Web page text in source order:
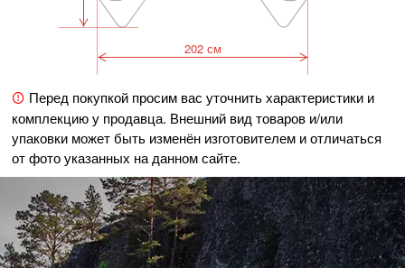
202 см
Перед покупкой просим вас уточнить характеристики и
комплекцию у продавца. Внешний вид товаров и/или
упаковки может быть изменён изготовителем и отличаться
от фото указанных на данном сайте.